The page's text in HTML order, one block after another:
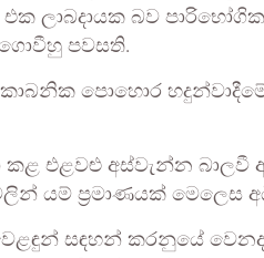
එක ලාබදායක බව
පවසති.
පොහොර
එළවළු අස්වැන්න බාලවී
යම් ප්‍රමාණයක් මෙලෙස
සඳහන් කරනුයේ